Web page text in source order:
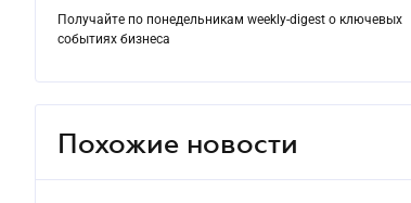
Получайте по понедельникам weekly-digest о ключевых
событиях бизнеса
Похожие новости